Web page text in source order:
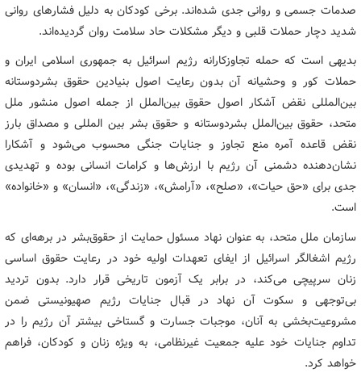
صدمات جسمی و روانی جدی شده‌اند. برخی کودکان به دلیل فشارهای روانی
شدید دچار حملات قلبی و دیگر مشکلات حاد سلامت روان گردیده‌اند.
بدیهی است که حمله تجاوزکارانه رژیم اسرائیل به جمهوری اسلامی ایران و
حملات کور و وحشیانه آن بدون رعایت اصول بنیادین حقوق بشردوستانه
بین‌المللی نقض آشکار اصول حقوق بین‌الملل از جمله اصول منشور ملل
متحد، حقوق بین‌الملل بشردوستانه و حقوق بشر بین المللی و مصداق بارز
نقض قاعده آمره منع تجاوز و جنایات جنگی محسوب می‌شود و آشکارا
نشان‌دهنده دشمنی آن رژیم با ارزش‌ها و کرامات انسانی بوده و تهدیدی
جدی برای «حق حیات»، «صلح»، «آرامش»، «زندگی»، «انسان» و «خانواده»
است.
سازمان ملل متحد، به عنوان نهاد مسئول حمایت از حقوق‌بشر در برهه‌ای که
رژیم اشغالگر اسرائیل از ایفای تعهدات اولیه خود در رعایت حقوق اساسی
زنان سرپیچی می‌کند، در برابر یک آزمون تاریخی قرار دارد. بدون تردید
بی‌توجهی و سکوت آن نهاد در قبال جنایات رژیم صهیونیستی ضمن
مشروعیت‌بخشی به آنان، موجبات جسارت و گستاخی بیشتر آن رژیم را در
تداوم جنایات خود علیه جمعیت غیرنظامی، به ویژه زنان و کودکان، فراهم
خواهد کرد.